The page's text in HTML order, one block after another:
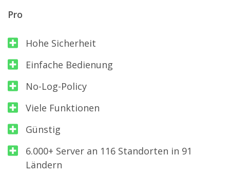
Pro
Hohe Sicherheit
Einfache Bedienung
No-Log-Policy
Viele Funktionen
Günstig
6.000+ Server an 116 Standorten in 91
Ländern